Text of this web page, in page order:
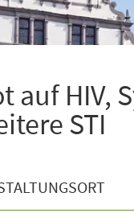
auf HIV,
STI